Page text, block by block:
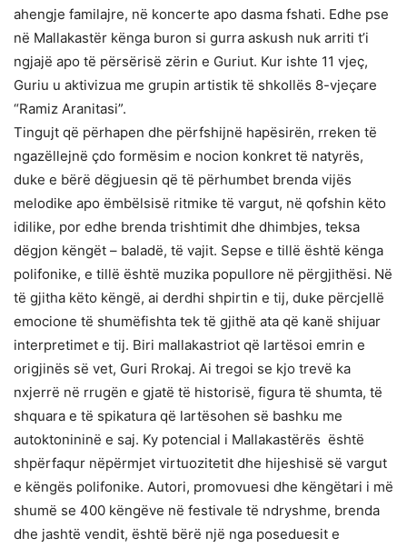
ahengje familajre, në koncerte apo dasma fshati. Edhe pse
në Mallakastër kënga buron si gurra askush nuk arriti t’i
ngjajë apo të përsërisë zërin e Guriut. Kur ishte 11 vjeç,
Guriu u aktivizua me grupin artistik të shkollës 8-vjeçare
“Ramiz Aranitasi”.
Tingujt që përhapen dhe përfshijnë hapësirën, rreken të
ngazëllejnë çdo formësim e nocion konkret të natyrës,
duke e bërë dëgjuesin që të përhumbet brenda vijës
melodike apo ëmbëlsisë ritmike të vargut, në qofshin këto
idilike, por edhe brenda trishtimit dhe dhimbjes, teksa
dëgjon këngët – baladë, të vajit. Sepse e tillë është kënga
polifonike, e tillë është muzika popullore në përgjithësi. Në
të gjitha këto këngë, ai derdhi shpirtin e tij, duke përcjellë
emocione të shumëfishta tek të gjithë ata që kanë shijuar
interpretimet e tij. Biri mallakastriot që lartësoi emrin e
origjinës së vet, Guri Rrokaj. Ai tregoi se kjo trevë ka
nxjerrë në rrugën e gjatë të historisë, figura të shumta, të
shquara e të spikatura që lartësohen së bashku me
autoktonininë e saj. Ky potencial i Mallakastërës është
shpërfaqur nëpërmjet virtuozitetit dhe hijeshisë së vargut
e këngës polifonike. Autori, promovuesi dhe këngëtari i më
shumë se 400 këngëve në festivale të ndryshme, brenda
dhe jashtë vendit, është bërë një nga poseduesit e